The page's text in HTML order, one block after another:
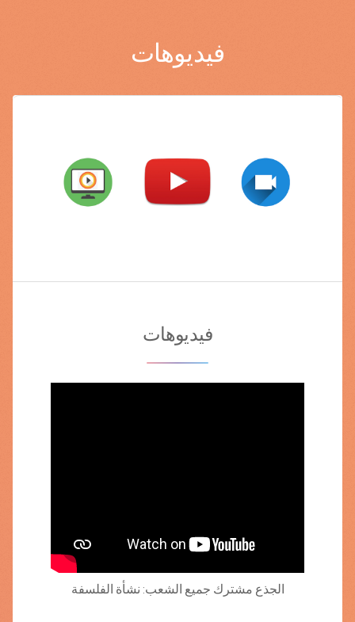
فيديوهات
فيديوهات
الجذع مشترك جميع الشعب: نشأة الفلسفة